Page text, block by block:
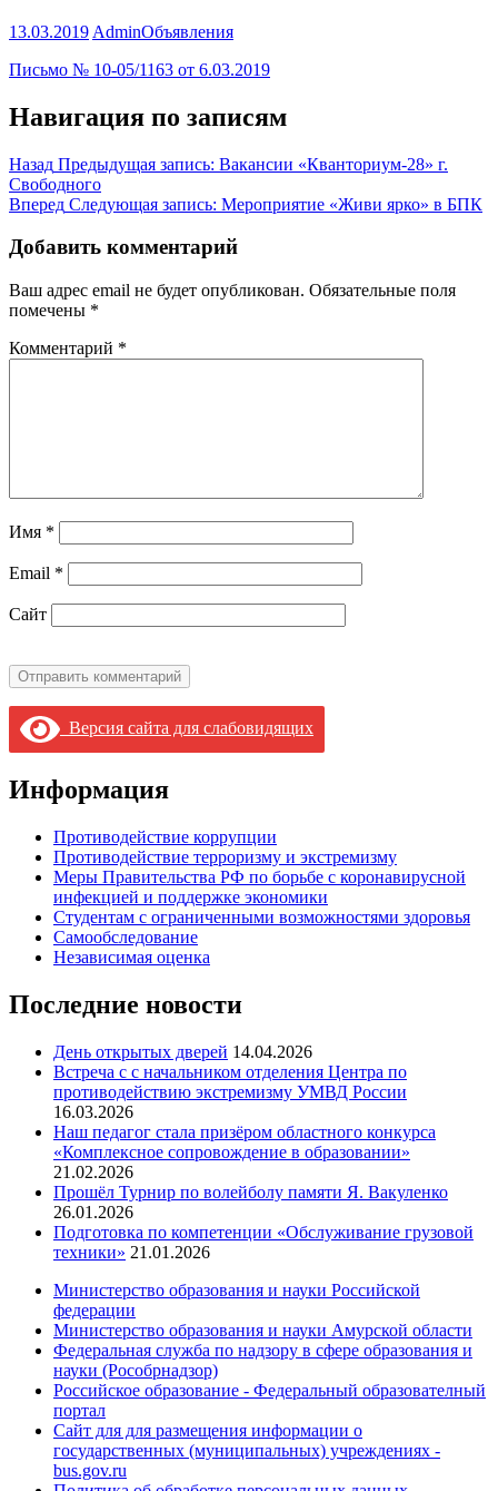
13.03.2019 AdminОбъявления
Письмо № 10-05/1163 от 6.03.2019
Навигация по записям
Назад Предыдущая запись: Вакансии «Кванториум-28» г.
Свободного
Вперед Следующая запись: Мероприятие «Живи ярко» в БПК
Добавить комментарий
Ваш адрес email не будет опубликован. Обязательные поля
помечены *
Комментарий *
Имя *
Email *
Сайт
Версия сайта для слабовидящих
Информация
Противодействие коррупции
Противодействие терроризму и экстремизму
Меры Правительства РФ по борьбе с коронавирусной
инфекцией и поддержке экономики
Студентам с ограниченными возможностями здоровья
Самообследование
Независимая оценка
Последние новости
День открытых дверей 14.04.2026
Встреча с с начальником отделения Центра по
противодействию экстремизму УМВД России
16.03.2026
Наш педагог стала призёром областного конкурса
«Комплексное сопровождение в образовании»
21.02.2026
Прошёл Турнир по волейболу памяти Я. Вакуленко
26.01.2026
Подготовка по компетенции «Обслуживание грузовой
техники» 21.01.2026
Министерство образования и науки Российской
федерации
Министерство образования и науки Амурской области
Федеральная служба по надзору в сфере образования и
науки (Рособрнадзор)
Российское образование - Федеральный образователный
портал
Сайт для для размещения информации о
государственных (муниципальных) учреждениях -
bus.gov.ru